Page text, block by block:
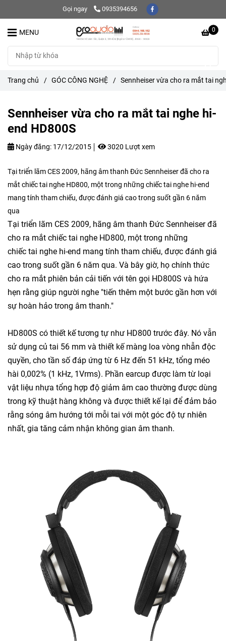
Gọi ngay 0935394656
0
MENU
Trang chủ / GÓC CÔNG NGHỆ / Sennheiser vừa cho ra mắt tai
Sennheiser vừa cho ra mắt tai nghe hi-
end HD800S
Ngày đăng: 17/12/2015 3020 Lượt xem
Tại triển lãm CES 2009, hãng âm thanh Đức Sennheiser đã cho ra
mắt chiếc tai nghe HD800, một trong những chiếc tai nghe hi-end
mang tính tham chiếu, được đánh giá cao trong suốt gần 6 năm
qua
Tại triển lãm CES 2009, hãng âm thanh Đức Sennheiser đã
cho ra mắt chiếc tai nghe HD800, một trong những
chiếc tai nghe hi-end mang tính tham chiếu, được đánh giá
cao trong suốt gần 6 năm qua. Và bây giờ, họ chính thức
cho ra mắt phiên bản cải tiến với tên gọi HD800S và hứa
hẹn rằng giúp người nghe "tiến thêm một bước gần hơn với
sự hoàn hảo trong âm thanh."
HD800S có thiết kế tương tự như HD800 trước đây. Nó vẫn
sử dụng củ tai 56 mm và thiết kế màng loa vòng nhẫn độc
quyền, cho tần số đáp ứng từ 6 Hz đến 51 kHz, tổng méo
hài 0,002% (1 kHz, 1Vrms). Phần earcup được làm từ loại
vật liệu nhựa tổng hợp độ giảm âm cao thường được dùng
trong kỹ thuật hàng không và được thiết kế lại để đảm bảo
rằng sóng âm hướng tới mỗi tai với một góc độ tự nhiên
nhất, gia tăng cảm nhận không gian âm thanh.